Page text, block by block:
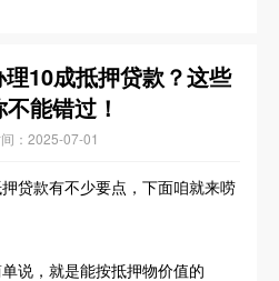
10成抵押贷款？这些
能错过！
：2025-07-01
贷款有不少要点，下面咱就来唠
说，就是能按抵押物价值的